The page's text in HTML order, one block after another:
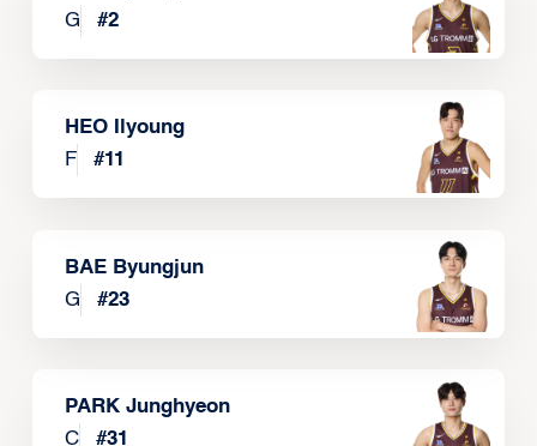
G
#2
HEO Ilyoung
F
#11
BAE Byungjun
G
#23
PARK Junghyeon
C
#31